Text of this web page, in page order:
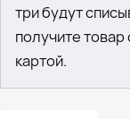
три будут
получите товар
картой.